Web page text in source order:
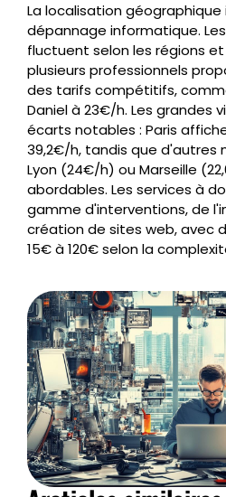
La localisation géographique
dépannage informatique.
fluctuent selon les régions et
plusieurs professionnels
des tarifs compétitifs,
Daniel à 23€/h. Les grandes
écarts notables : Paris
39,2€/h, tandis que d'autres
Lyon (24€/h) ou Marseille
abordables. Les services à
gamme d'interventions, de
création de sites web, avec
15€ à 120€ selon la